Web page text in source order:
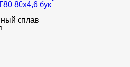
80х4,6 бук
сплав